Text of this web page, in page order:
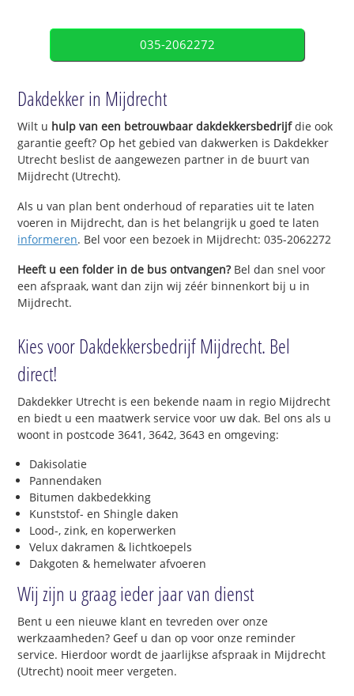
035-2062272
Dakdekker in Mijdrecht
Wilt u hulp van een betrouwbaar dakdekkersbedrijfdie ook
garantie geeft? Op het gebied van dakwerken is Dakdekker
Utrecht beslist de aangewezen partner in de buurt van
Mijdrecht (Utrecht).
Als u van plan bent onderhoud of reparaties uit te laten
voeren in Mijdrecht, dan is het belangrijk u goed te laten
informeren. Bel voor een bezoek in Mijdrecht: 035-2062272
Heeft u een folder in de bus ontvangen?Bel dan snel voor
een afspraak, want dan zijn wij zéér binnenkort bij u in
Mijdrecht.
Kies voor Dakdekkersbedrijf Mijdrecht. Bel
direct!
Dakdekker Utrecht is een bekende naam in regio Mijdrecht
en biedt u een maatwerk service voor uw dak. Bel ons als u
woont in postcode 3641, 3642, 3643 en omgeving:
Dakisolatie
Pannendaken
Bitumen dakbedekking
Kunststof- en Shingle daken
Lood-, zink, en koperwerken
Velux dakramen & lichtkoepels
Dakgoten & hemelwater afvoeren
Wij zijn u graag ieder jaar van dienst
Bent u een nieuwe klant en tevreden over onze
werkzaamheden? Geef u dan op voor onze reminder
service. Hierdoor wordt de jaarlijkse afspraak in Mijdrecht
(Utrecht) nooit meer vergeten.